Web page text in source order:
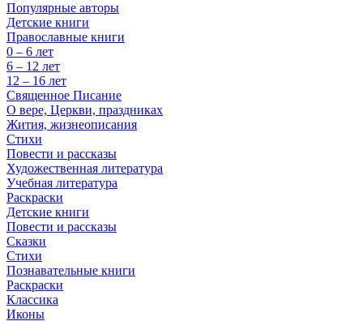
Популярные авторы
Детские книги
Православные книги
0 – 6 лет
6 – 12 лет
12 – 16 лет
Священное Писание
О вере, Церкви, праздниках
Жития, жизнеописания
Стихи
Повести и рассказы
Художественная литература
Учебная литература
Раскраски
Детские книги
Повести и рассказы
Сказки
Стихи
Познавательные книги
Раскраски
Классика
Иконы